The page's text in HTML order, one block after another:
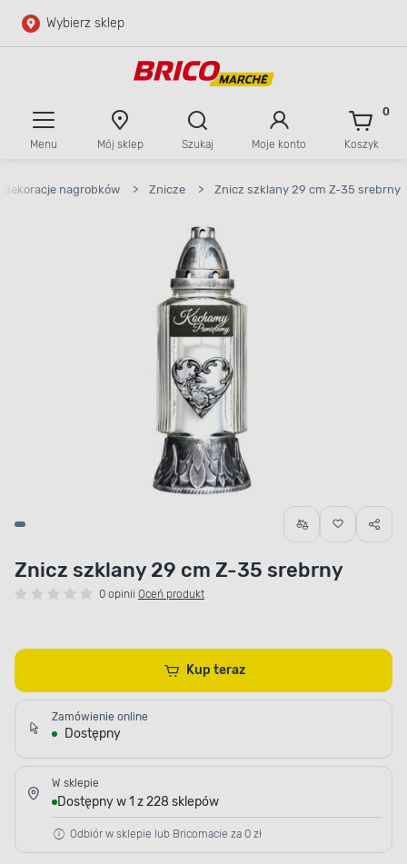
Przejdź do głównej zawartości
Wybierz sklep
Menu Mój sklep Szukaj Moje konto Koszyk
0
dekoracje nagrobków > Znicze > Znicz szklany 29 cm Z-35 srebrny
Znicz szklany 29 cm Z-35 srebrny
0 opinii Oceń produkt
Kup teraz
Zamówienie online
Dostępny
W sklepie
Dostępny w 1 z 228 sklepów
Odbiór w sklepie lub Bricomacie za 0 zł